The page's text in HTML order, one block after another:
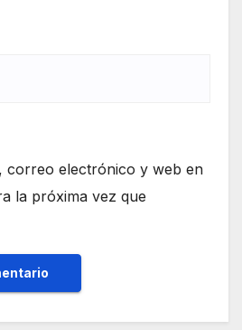
correo electrónico y web en
la próxima vez que